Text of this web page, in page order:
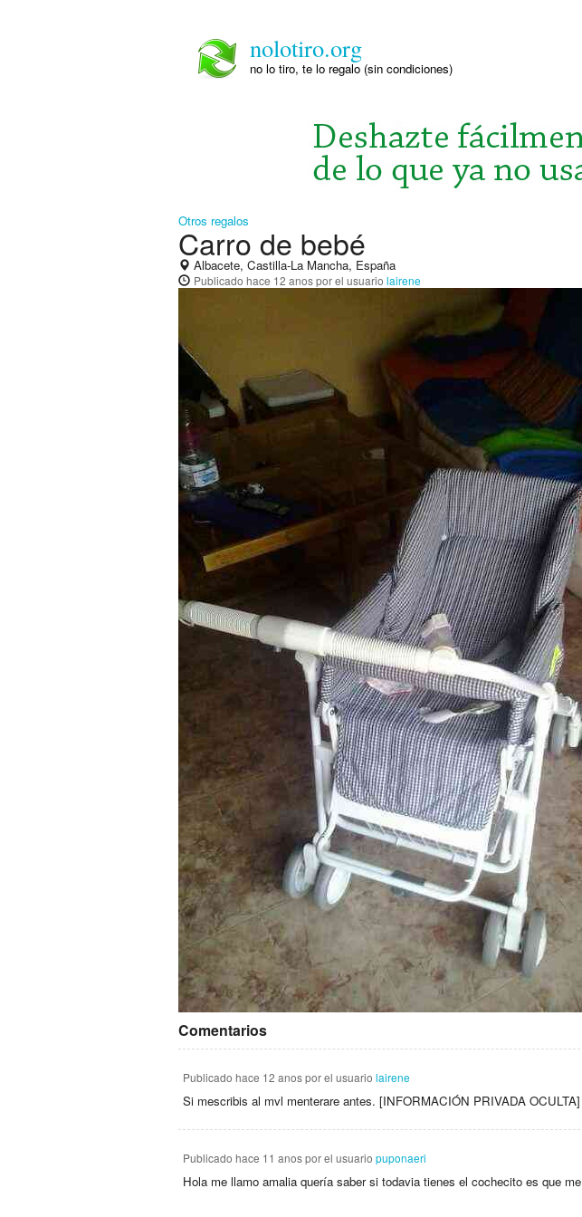
nolotiro.org
no lo tiro, te lo regalo (sin condiciones)
Otros regalos
Carro de bebé
Albacete, Castilla-La Mancha, España
Publicado hace 12 anospor el usuario lairene
Comentarios
Publicado hace 12 anospor el usuario lairene
Si mescribis al mvl menterare antes. [INFORMACIÓN PRIVADA OCULTA]
Publicado hace 11 anospor el usuario puponaeri
Hola me llamo amalia quería saber si todavia tienes el cochecito es que